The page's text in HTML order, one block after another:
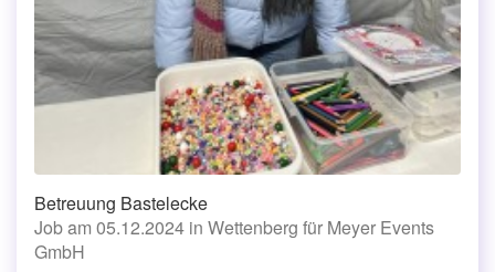
Betreuung Bastelecke
Job am 05.12.2024 in Wettenberg für Meyer Events
GmbH